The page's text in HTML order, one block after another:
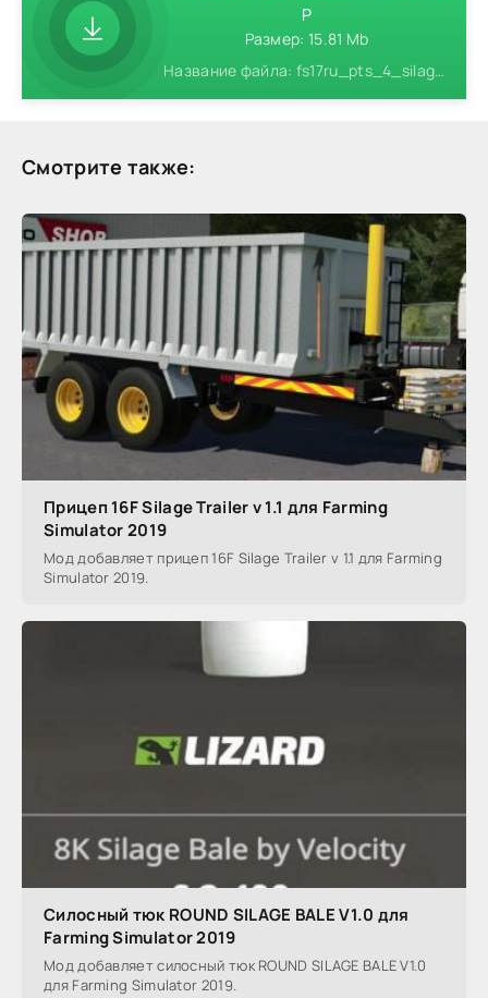
P
Размер: 15.81 Mb
Название файла: fs17ru_pts_4_silage_trailer.zip
Смотрите также:
Прицеп 16F Silage Trailer v 1.1 для Farming
Simulator 2019
Мод добавляет прицеп 16F Silage Trailer v 1.1 для Farming
Simulator 2019.
Силосный тюк ROUND SILAGE BALE V1.0 для
Farming Simulator 2019
Мод добавляет силосный тюк ROUND SILAGE BALE V1.0
для Farming Simulator 2019.